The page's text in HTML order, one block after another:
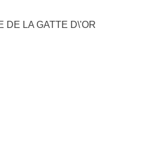
DE LA GATTE D\'OR